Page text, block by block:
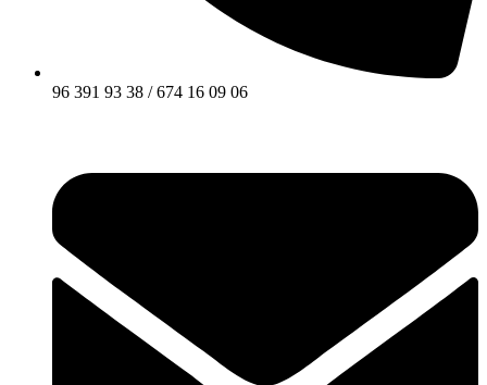
96 391 93 38 / 674 16 09 06